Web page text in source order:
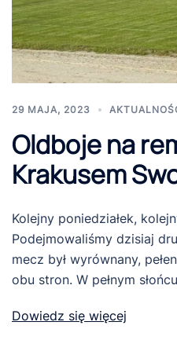
29 MAJA, 2023
Oldboje na
Krakusem
Kolejny poniedziałek,
Podejmowaliśmy dzisiaj
mecz był wyrównany,
obu stron. W pełnym
Dowiedz się więcej